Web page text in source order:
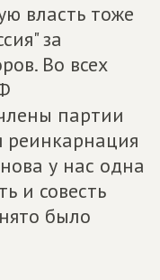
власть тоже
за
Во всех
партии
реинкарнация
у нас одна
и совесть
было